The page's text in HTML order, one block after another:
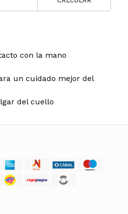
con la mano
un cuidado mejor del
del cuello